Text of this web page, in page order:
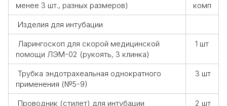
менее 3 шт., разных размеров)
комп
Изделия для интубации
Ларингоскоп для скорой медицинской
помощи ЛЭМ-02 (рукоять, 3 клинка)
1 шт
Трубка эндотрахеальная однократного
применения (№5-9)
3 шт
Проводник (стилет) для интубации
2 шт